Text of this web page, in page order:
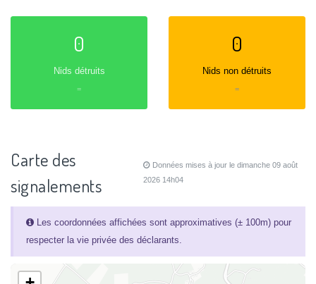
0
Nids détruits
=
0
Nids non détruits
=
Carte des
signalements
Données mises à jour le dimanche 09 août
2026 14h04
Les coordonnées affichées sont approximatives (± 100m) pour
respecter la vie privée des déclarants.